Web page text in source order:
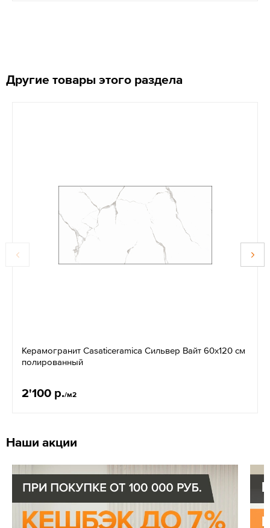
Другие товары этого раздела
Керамогранит Casaticeramica Сильвер Вайт 60x120 см
полированный
2'100 р./м2
Наши акции